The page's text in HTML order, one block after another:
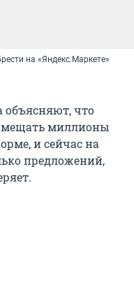
на «Яндекс.Маркете»
объясняют, что
миллионы
и сейчас на
предложений,